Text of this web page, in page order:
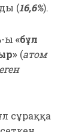
(16,6%).
ы «бұл
(атом
сұраққа